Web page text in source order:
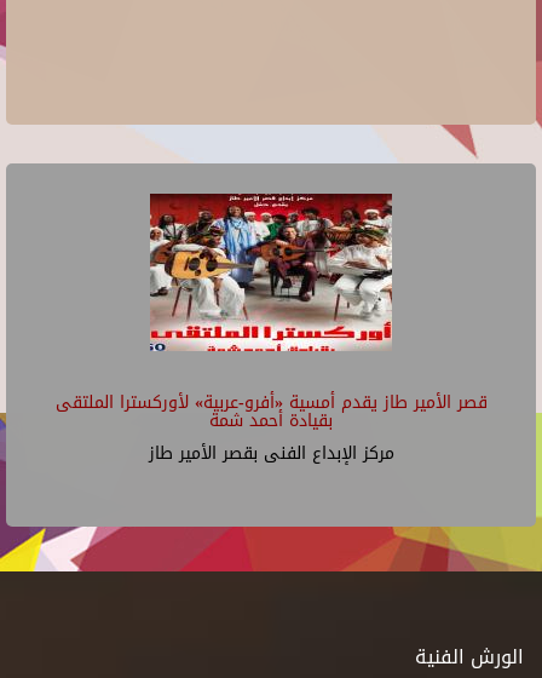
قصر الأمير طاز يقدم أمسية «أفرو-عربية» لأوركسترا الملتقى
بقيادة أحمد شمة
مركز الإبداع الفنى بقصر الأمير طاز
الورش الفنية